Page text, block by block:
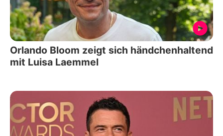
Orlando Bloom zeigt sich händchenhaltend
mit Luisa Laemmel